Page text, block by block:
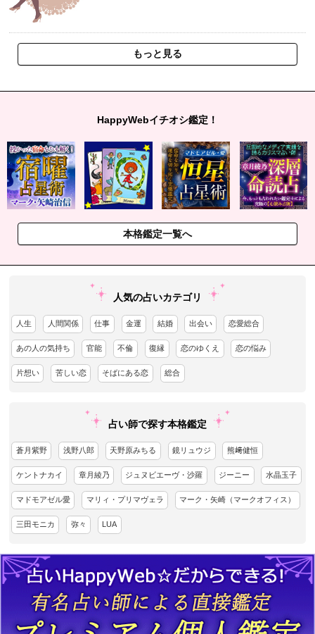
もっと見る
HappyWebイチオシ鑑定！
本格鑑定一覧へ
人気の占いカテゴリ
人生 人間関係 仕事 金運 結婚 出会い 恋愛総合
あの人の気持ち 官能 不倫 復縁 恋のゆくえ 恋の悩み
片想い 苦しい恋 そばにある恋 総合
占い師で探す本格鑑定
蒼月紫野 浅野八郎 天野原みちる 鏡リュウジ 熊﨑健恒
ケントナカイ 章月綾乃 ジュヌビエーヴ・沙羅 ジーニー 水晶玉子
マドモアゼル愛 マリィ・プリマヴェラ マーク・矢崎（マークオフィス）
三田モニカ 弥々 LUA